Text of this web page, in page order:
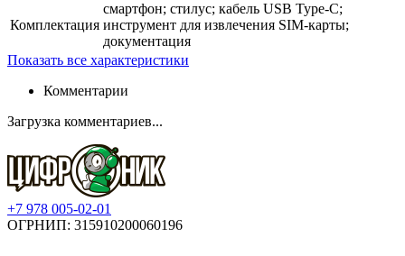
Комплектация
смартфон; стилус; кабель USB Type-C;
инструмент для извлечения SIM-карты;
документация
Показать все характеристики
Комментарии
Загрузка комментариев...
+7 978 005-02-01
ОГРНИП: 315910200060196